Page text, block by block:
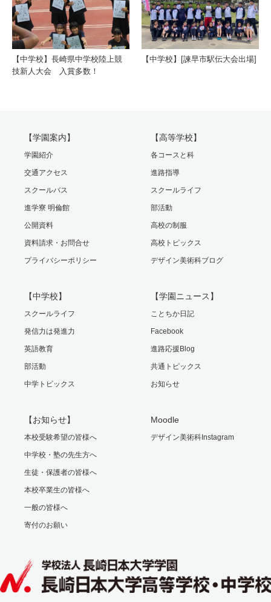
【中学校】長崎県中学校陸上競
技新人大会 入賞多数！
【中学校】[諫早市駅伝大会出場]
【学園案内】
学園紹介
交通アクセス
スクールバス
進学寮 明倫館
公開資料
資料請求・お問合せ
プライバシーポリシー
【高等学校】
各コースと科
進路指導
スクールライフ
部活動
高校の制服
高校トピックス
デザイン美術科ブログ
【中学校】
スクールライフ
発信力は発進力
英語教育
部活動
中学トピックス
【学園ニュース】
ことちか日記
Facebook
進路応援Blog
共通トピックス
お知らせ
【お知らせ】
本校受験希望の皆様へ
中学校・塾の先生方へ
生徒・保護者の皆様へ
本校卒業生の皆様へ
一般の皆様へ
寄付のお願い
Moodle
デザイン美術科Instagram